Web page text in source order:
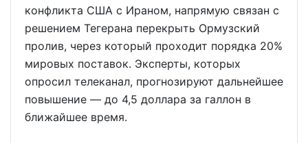
конфликта США с Ираном, напрямую связан с
решением Тегерана перекрыть Ормузский
пролив, через который проходит порядка 20%
мировых поставок. Эксперты, которых
опросил телеканал, прогнозируют дальнейшее
повышение — до 4,5 доллара за галлон в
ближайшее время.